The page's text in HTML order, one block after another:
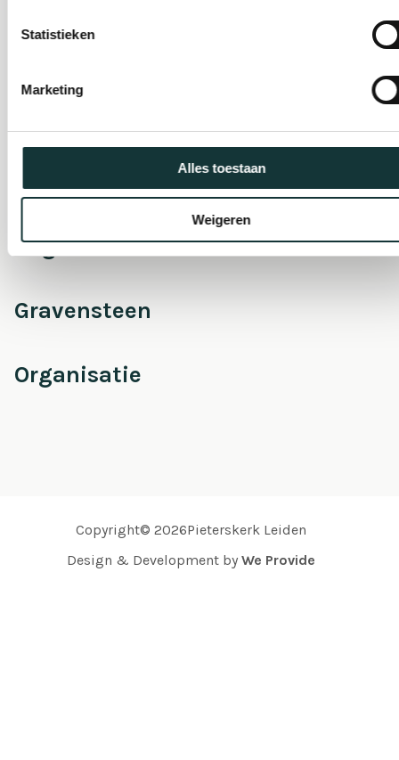
Statistieken
Marketing
Alles toestaan
Weigeren
Onderhoud &
Escaperoom
Pilgrim Museum
Gravensteen
Organisatie
Copyright© 2026Pieterskerk Leiden
Design & Development by We Provide